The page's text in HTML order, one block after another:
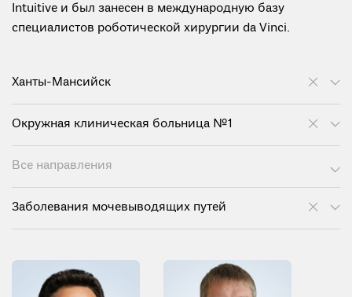
Intuitive и был занесен в международную базу
специалистов роботической хирургии da Vinci.
Ханты-Мансийск
Окружная клиническая больница №1
Все направления
Заболевания мочевыводящих путей